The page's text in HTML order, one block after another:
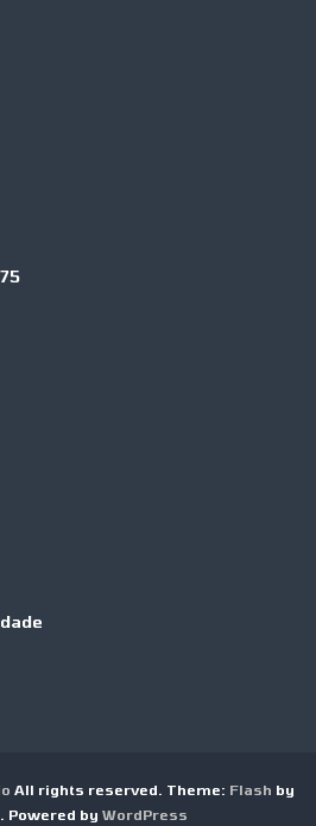
All rights reserved. Theme: Flash by
Powered by WordPress